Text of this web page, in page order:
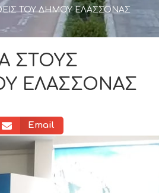
ΤΟΥ ΔΗΜΟΥ ΕΛΑΣΣΟΝΑΣ
ΣΤΟΥΣ
ΕΛΑΣΣΟΝΑΣ
Email